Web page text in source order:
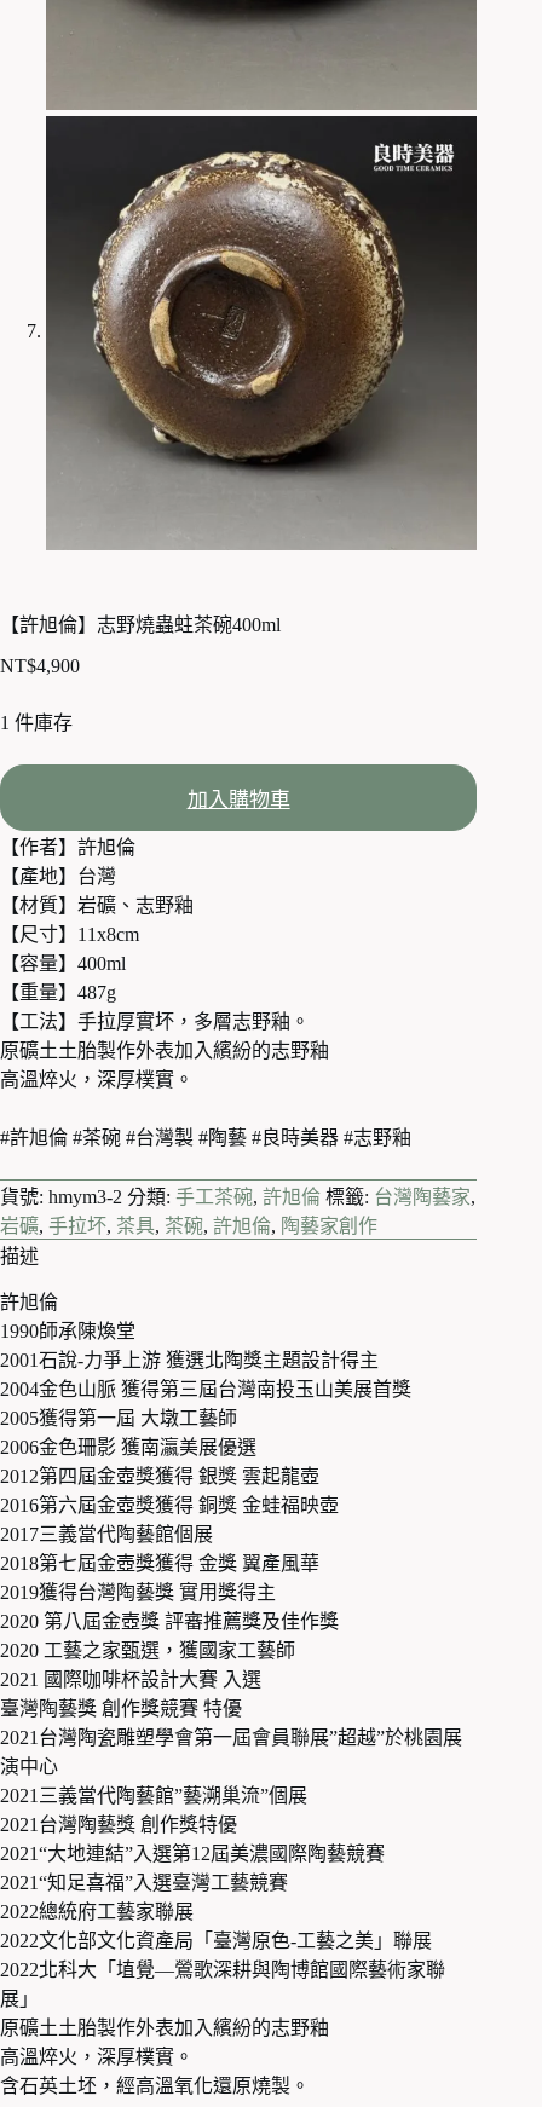
【許旭倫】志野燒蟲蛀茶碗400ml
NT$4,900
1 件庫存
加入購物車
【作者】許旭倫
【產地】台灣
【材質】岩礦、志野釉
【尺寸】11x8cm
【容量】400ml
【重量】487g
【工法】手拉厚實坏，多層志野釉。
原礦土土胎製作外表加入繽紛的志野釉
高溫焠火，深厚樸實。
#許旭倫 #茶碗 #台灣製 #陶藝 #良時美器 #志野釉
貨號: hmym3-2 分類: 手工茶碗, 許旭倫 標籤: 台灣陶藝家,
岩礦, 手拉坏, 茶具, 茶碗, 許旭倫, 陶藝家創作
描述
許旭倫
1990師承陳煥堂
2001石說-力爭上游 獲選北陶獎主題設計得主
2004金色山脈 獲得第三屆台灣南投玉山美展首獎
2005獲得第一屆 大墩工藝師
2006金色珊影 獲南瀛美展優選
2012第四屆金壺獎獲得 銀獎 雲起龍壺
2016第六屆金壺獎獲得 銅獎 金蛙福映壺
2017三義當代陶藝館個展
2018第七屆金壺獎獲得 金獎 翼產風華
2019獲得台灣陶藝獎 實用獎得主
2020 第八屆金壺獎 評審推薦獎及佳作獎
2020 工藝之家甄選，獲國家工藝師
2021 國際咖啡杯設計大賽 入選
臺灣陶藝獎 創作獎競賽 特優
2021台灣陶瓷雕塑學會第一屆會員聯展”超越”於桃園展
演中心
2021三義當代陶藝館”藝溯巢流”個展
2021台灣陶藝獎 創作獎特優
2021“大地連結”入選第12屆美濃國際陶藝競賽
2021“知足喜福”入選臺灣工藝競賽
2022總統府工藝家聯展
2022文化部文化資產局「臺灣原色­­-工藝之美」聯展
2022北科大「埴覺—鶯歌深耕與陶博館國際藝術家聯
展」
原礦土土胎製作外表加入繽紛的志野釉
高溫焠火，深厚樸實。
含石英土坯，經高溫氧化還原燒製。